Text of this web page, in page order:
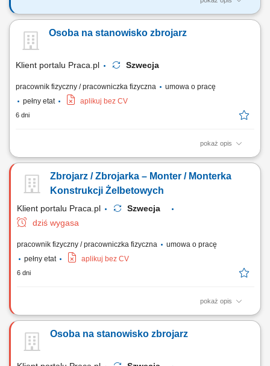
Twój zakres obowiązków: Wykonywanie konstrukcji stalowych,
Praca przy jednym z naszych projektów m.in. oczyszczalni ścieków,
mostach i tunelach;
Osoba na stanowisko zbrojarz
Klient portalu Praca.pl Szwecja
pracownik fizyczny / pracowniczka fizyczna
umowa o pracę
pełny etat
aplikuj bez CV
6 dni
pokaż opis
Tworzenie konstrukcji stalowych, zbrojeniowych oraz siatek i szkieletów
stalowych na stanowisku pracy. Praca przy prestiżowych inwestycjach
inżynieryjnych, obejmujących m.in. budowę mostów, obiektów
Zbrojarz / Zbrojarka – Monter / Monterka
Konstrukcji Żelbetowych
Klient portalu Praca.pl
Szwecja
dziś wygasa
pracownik fizyczny / pracowniczka fizyczna
umowa o pracę
pełny etat
aplikuj bez CV
6 dni
pokaż opis
Układanie elementów ze stali zbrojeniowej w formach i deskowaniach
ciesielskich, w tym przy montażu i demontażu struktur drewnianych oraz
szalunków. Prowadzenie robót betoniarskich przy wznoszeniu obiektów
Osoba na stanowisko zbrojarz